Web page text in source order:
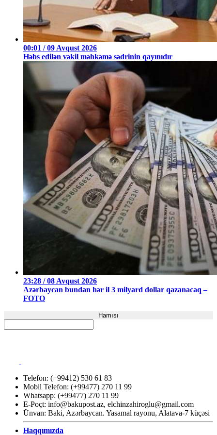
00:01 / 09 Avqust 2026
Həbs edilən vəkil məhkəmə sədrinin qayınıdır
23:28 / 08 Avqust 2026
Azərbaycan bundan hər il 3 milyard dollar qazanacaq –
FOTO
Hamısı
Telefon: (+99412) 530 61 83
Mobil Telefon: (+99477) 270 11 99
Whatsapp: (+99477) 270 11 99
E-Poçt: info@bakupost.az, elchinzahiroglu@gmail.com
Ünvan: Baki, Azərbaycan. Yasamal rayonu, Alatava-7 küçəsi
Haqqımızda